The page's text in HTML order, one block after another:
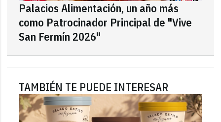
Palacios Alimentación, un año más
como Patrocinador Principal de "Vive
San Fermín 2026"
TAMBIÉN TE PUEDE INTERESAR